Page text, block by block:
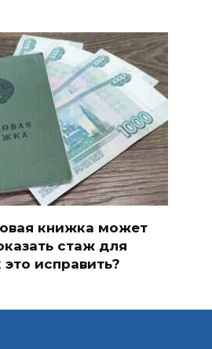
книжка может
стаж для
исправить?